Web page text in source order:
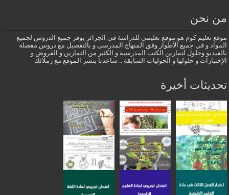
من نحن
موقع تعليم كوم هو موقع تعليمي للدراسة في الجزائر يوفر جميع الدروس لجميع
المواد و في جميع الأطوار وفق المنهاج المدرسي و بالتفصيل مع دروس مفصلة
بالفيديو وحلول لتمارين الكتب المدرسية و الكثير من التمارين و الفروض و
الإختبارات و حلولها و الحوليات السابقة .. ساعدنا بنشر الموقع مع زملائك
تحديثات أخيرة